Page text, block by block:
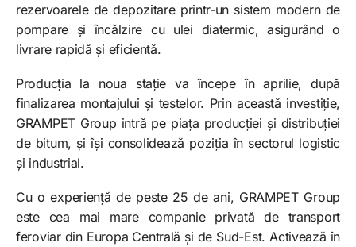
rezervoarele de depozitare printr-un sistem modern de
pompare și încălzire cu ulei diatermic, asigurând o
livrare rapidă și eficientă.
Producția la noua stație va începe în aprilie, după
finalizarea montajului și testelor. Prin această investiție,
GRAMPET Group intră pe piața producției și distribuției
de bitum, și își consolidează poziția în sectorul logistic
și industrial.
Cu o experiență de peste 25 de ani, GRAMPET Group
este cea mai mare companie privată de transport
feroviar din Europa Centrală și de Sud-Est. Activează în